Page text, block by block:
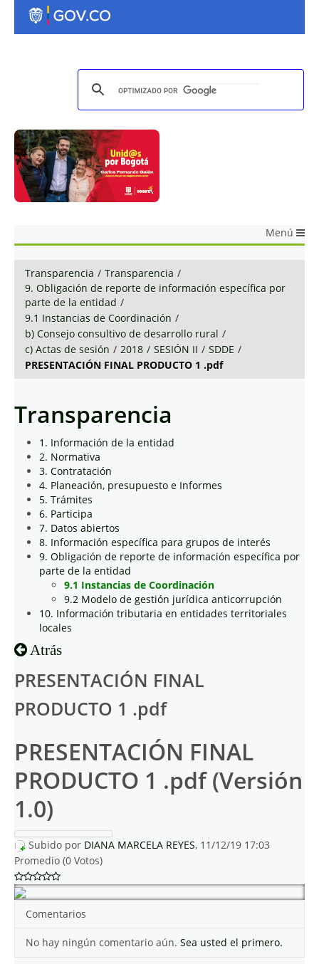
Menú
Transparencia / Transparencia /
9. Obligación de reporte de información específica por
parte de la entidad /
9.1 Instancias de Coordinación /
b) Consejo consultivo de desarrollo rural /
c) Actas de sesión / 2018 / SESIÓN II / SDDE /
PRESENTACIÓN FINAL PRODUCTO 1 .pdf
Transparencia
1. Información de la entidad
2. Normativa
3. Contratación
4. Planeación, presupuesto e Informes
5. Trámites
6. Participa
7. Datos abiertos
8. Información específica para grupos de interés
9. Obligación de reporte de información específica por
parte de la entidad
9.1 Instancias de Coordinación
9.2 Modelo de gestión jurídica anticorrupción
10. Información tributaria en entidades territoriales
locales
Atrás
PRESENTACIÓN FINAL
PRODUCTO 1 .pdf
PRESENTACIÓN FINAL
PRODUCTO 1 .pdf (Versión
1.0)
Subido por DIANA MARCELA REYES, 11/12/19 17:03
Promedio (0 Votos)
Comentarios
No hay ningún comentario aún. Sea usted el primero.